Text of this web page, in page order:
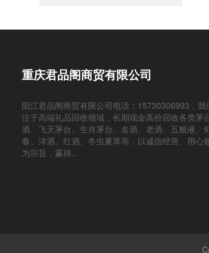
重庆君品阁商贸有限公司
阳江君品阁商贸有限公司电话：15730306993，我
注于高端礼品回收领域，长期现金高价回收各类茅
酒、飞天茅台、生肖茅台、名酒、老酒、五粮液、
春、洋酒、红酒、冬虫夏草等，以诚信经营、用心
为宗旨，赢得...